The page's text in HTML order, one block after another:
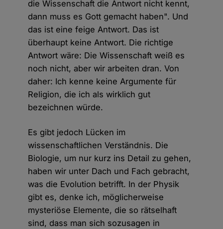
die Wissenschaft die Antwort nicht kennt,
dann muss es Gott gemacht haben". Und
das ist eine feige Antwort. Das ist
überhaupt keine Antwort. Die richtige
Antwort wäre: Die Wissenschaft weiß es
noch nicht, aber wir arbeiten dran. Von
daher: Ich kenne keine Argumente für
Religion, die ich als wirklich gut
bezeichnen würde.
Es gibt jedoch Lücken im
wissenschaftlichen Verständnis. Die
Biologie, um nur kurz ins Detail zu gehen,
haben wir unter Dach und Fach gebracht,
was die Evolution betrifft. In der Physik
gibt es, denke ich, möglicherweise
mysteriöse Elemente, die so rätselhaft
sind, dass man sich sozusagen in